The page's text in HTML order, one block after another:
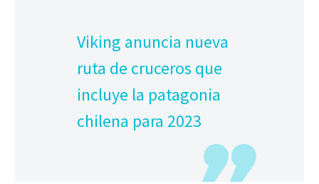
Viking anuncia nueva
ruta de cruceros que
incluye la patagonia
chilena para 2023